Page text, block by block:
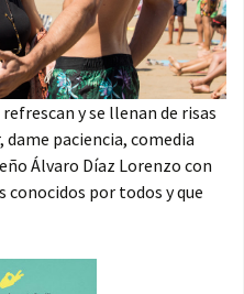
y se llenan de risas
dame paciencia, comedia
Álvaro Díaz Lorenzo con
por todos y que